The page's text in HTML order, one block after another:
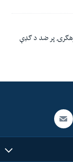
پر ضد د ګډې